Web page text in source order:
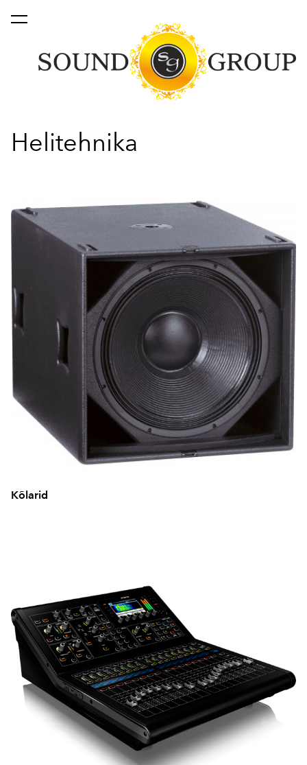
lisati ostukorvi. Vaata ostukorvi
Helitehnika
Kõlarid